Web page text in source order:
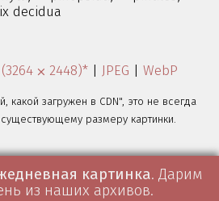
decidua
⨉ 2448)* JPEG WebP
какой загружен в CDN", это не всегда
размеру картинки.
картинка. Дарим
из наших архивов.